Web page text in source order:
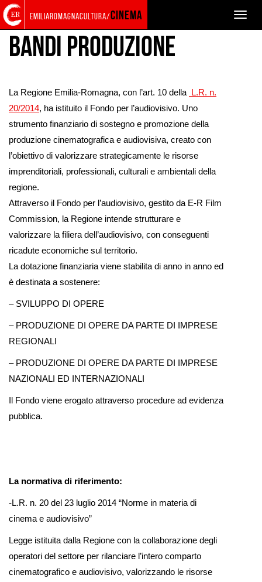
Torna
alla
home
page
Cerca
nel
sito
Salta
ai
contenuti
Salta
al
menu
principale
Toggle
emiliaromagnacultura/cinema
BANDI
Bandi produzione
La Regione Emilia-Romagna, con l’art. 10 della L.R. n.
20/2014, ha istituito il Fondo per l’audiovisivo. Uno
strumento finanziario di sostegno e promozione della
produzione cinematografica e audiovisiva, creato con
l’obiettivo di valorizzare strategicamente le risorse
imprenditoriali, professionali, culturali e ambientali della
regione.
Attraverso il Fondo per l’audiovisivo, gestito da E-R Film
Commission, la Regione intende strutturare e
valorizzare la filiera dell’audiovisivo, con conseguenti
ricadute economiche sul territorio.
La dotazione finanziaria viene stabilita di anno in anno ed
è destinata a sostenere:
– SVILUPPO DI OPERE
– PRODUZIONE DI OPERE DA PARTE DI IMPRESE
REGIONALI
– PRODUZIONE DI OPERE DA PARTE DI IMPRESE
NAZIONALI ED INTERNAZIONALI
Il Fondo viene erogato attraverso procedure ad evidenza
pubblica.
La normativa di riferimento:
-L.R. n. 20 del 23 luglio 2014 “Norme in materia di
cinema e audiovisivo”
Legge istituita dalla Regione con la collaborazione degli
operatori del settore per rilanciare l’intero comparto
cinematografico e audiovisivo, valorizzando le risorse